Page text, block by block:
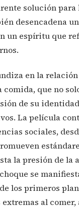
solución para
desencadena
un espíritu que
en la
comida, que no
de su
La película
sociales,
la presión de la
se
los primeros
al comer,